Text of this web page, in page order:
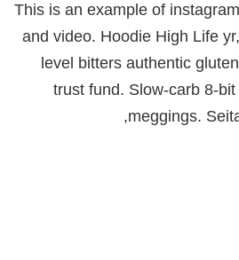
This is an example of
and video. Hoodie High Life
level bitters authentic
trust fund. Slow-carb 8-
meggings.